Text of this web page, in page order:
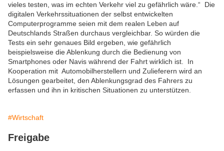
vieles testen, was im echten Verkehr viel zu gefährlich wäre.“ Die
digitalen Verkehrssituationen der selbst entwickelten
Computerprogramme seien mit dem realen Leben auf
Deutschlands Straßen durchaus vergleichbar. So würden die
Tests ein sehr genaues Bild ergeben, wie gefährlich
beispielsweise die Ablenkung durch die Bedienung von
Smartphones oder Navis während der Fahrt wirklich ist. In
Kooperation mit Automobilherstellern und Zulieferern wird an
Lösungen gearbeitet, den Ablenkungsgrad des Fahrers zu
erfassen und ihn in kritischen Situationen zu unterstützen.
#Wirtschaft
Freigabe